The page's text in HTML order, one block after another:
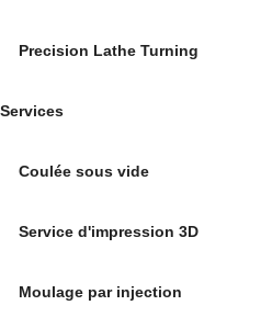
Precision Lathe Turning
Services
Coulée sous vide
Service d'impression 3D
Moulage par injection